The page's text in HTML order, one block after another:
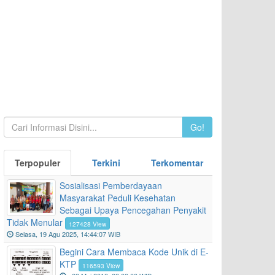
Go!
Terpopuler Terkini
Terkomentar
Sosialisasi Pemberdayaan
Masyarakat Peduli Kesehatan
Sebagai Upaya Pencegahan Penyakit
Tidak Menular
127428 View
Selasa, 19 Agu 2025, 14:44:07 WIB
Begini Cara Membaca Kode Unik di E-
KTP
116593 View